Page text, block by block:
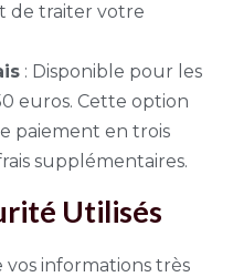
de traiter votre
: Disponible pour les
euros. Cette option
paiement en trois
supplémentaires.
Utilisés
informations très